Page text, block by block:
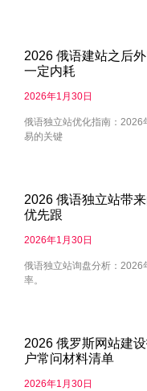
2026 俄语建站之后
一定内耗
2026年1月30日
俄语独立站优化指南：2026
易的关键
2026 俄语独立站带
优先跟
2026年1月30日
俄语独立站询盘分析：2026
率。
2026 俄罗斯网站建
户常问材料清单
2026年1月30日